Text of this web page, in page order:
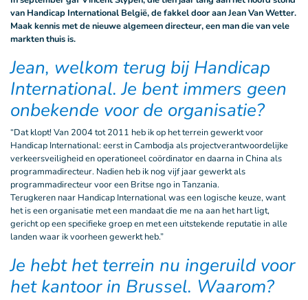
van Handicap International België, de fakkel door aan Jean Van Wetter.
Maak kennis met de nieuwe algemeen directeur, een man die van vele
markten thuis is.
Jean, welkom terug bij Handicap
International. Je bent immers geen
onbekende voor de organisatie?
“Dat klopt! Van 2004 tot 2011 heb ik op het terrein gewerkt voor
Handicap International: eerst in Cambodja als projectverantwoordelijke
verkeersveiligheid en operationeel coördinator en daarna in China als
programmadirecteur. Nadien heb ik nog vijf jaar gewerkt als
programmadirecteur voor een Britse ngo in Tanzania.
Terugkeren naar Handicap International was een logische keuze, want
het is een organisatie met een mandaat die me na aan het hart ligt,
gericht op een specifieke groep en met een uitstekende reputatie in alle
landen waar ik voorheen gewerkt heb.”
Je hebt het terrein nu ingeruild voor
het kantoor in Brussel. Waarom?